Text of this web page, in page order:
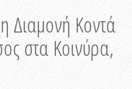
Διαμονή Κοντά
στα Κοινύρα,